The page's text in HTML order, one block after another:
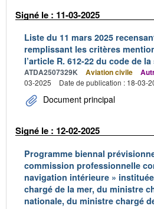
Signé le : 11-03-2025
Liste du 11 mars 2025
remplissant les critères
l’article R. 612-22 du code de
ATDA2507329K Aviation civile
03-2025
Date de publication : 18-03-
Document principal
Signé le : 12-02-2025
Programme biennal
commission professionnelle
navigation intérieure »
chargé de la mer, du ministre
nationale, du ministre chargé